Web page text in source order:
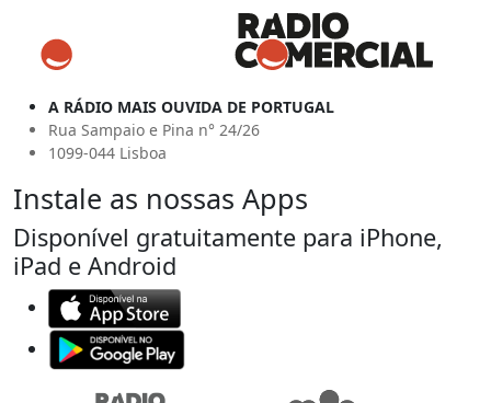
A RÁDIO MAIS OUVIDA DE PORTUGAL
Rua Sampaio e Pina n° 24/26
1099-044 Lisboa
Instale as nossas Apps
Disponível gratuitamente para iPhone,
iPad e Android